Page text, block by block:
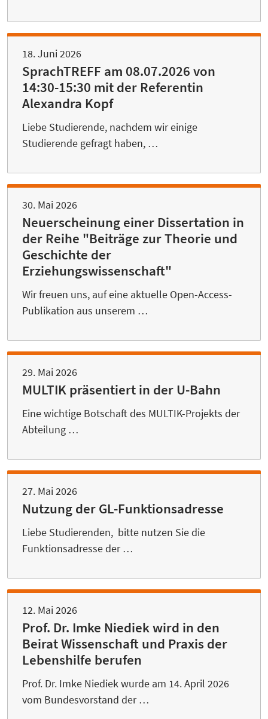
18. Juni 2026
SprachTREFF am 08.07.2026 von
14:30-15:30 mit der Referentin
Alexandra Kopf
Liebe Studierende, nachdem wir einige
Studierende gefragt haben, …
30. Mai 2026
Neuerscheinung einer Dissertation in
der Reihe "Beiträge zur Theorie und
Geschichte der
Erziehungswissenschaft"
Wir freuen uns, auf eine aktuelle Open-Access-
Publikation aus unserem …
29. Mai 2026
MULTIK präsentiert in der U-Bahn
Eine wichtige Botschaft des MULTIK-Projekts der
Abteilung …
27. Mai 2026
Nutzung der GL-Funktionsadresse
Liebe Studierenden, bitte nutzen Sie die
Funktionsadresse der …
12. Mai 2026
Prof. Dr. Imke Niediek wird in den
Beirat Wissenschaft und Praxis der
Lebenshilfe berufen
Prof. Dr. Imke Niediek wurde am 14. April 2026
vom Bundesvorstand der …